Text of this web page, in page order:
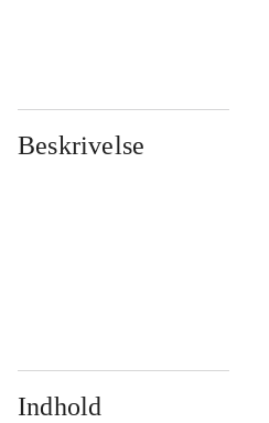
Beskrivelse
Indhold